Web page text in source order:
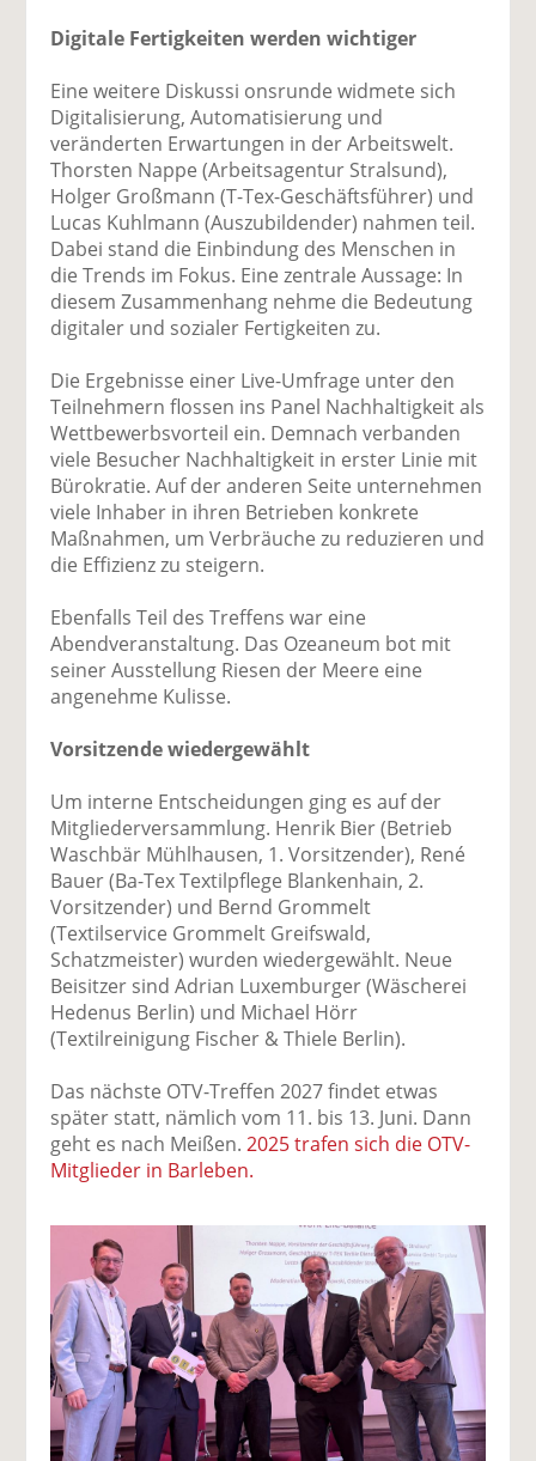
Digitale Fertigkeiten werden wichtiger
Eine weitere Diskussi onsrunde widmete sich
Digitalisierung, Automatisierung und
veränderten Erwartungen in der Arbeitswelt.
Thorsten Nappe (Arbeitsagentur Stralsund),
Holger Großmann (T-Tex-Geschäftsführer) und
Lucas Kuhlmann (Auszubildender) nahmen teil.
Dabei stand die Einbindung des Menschen in
die Trends im Fokus. Eine zentrale Aussage: In
diesem Zusammenhang nehme die Bedeutung
digitaler und sozialer Fertigkeiten zu.
Die Ergebnisse einer Live-Umfrage unter den
Teilnehmern flossen ins Panel Nachhaltigkeit als
Wettbewerbsvorteil ein. Demnach verbanden
viele Besucher Nachhaltigkeit in erster Linie mit
Bürokratie. Auf der anderen Seite unternehmen
viele Inhaber in ihren Betrieben konkrete
Maßnahmen, um Verbräuche zu reduzieren und
die Effizienz zu steigern.
Ebenfalls Teil des Treffens war eine
Abendveranstaltung. Das Ozeaneum bot mit
seiner Ausstellung Riesen der Meere eine
angenehme Kulisse.
Vorsitzende wiedergewählt
Um interne Entscheidungen ging es auf der
Mitgliederversammlung. Henrik Bier (Betrieb
Waschbär Mühlhausen, 1. Vorsitzender), René
Bauer (Ba-Tex Textilpflege Blankenhain, 2.
Vorsitzender) und Bernd Grommelt
(Textilservice Grommelt Greifswald,
Schatzmeister) wurden wiedergewählt. Neue
Beisitzer sind Adrian Luxemburger (Wäscherei
Hedenus Berlin) und Michael Hörr
(Textilreinigung Fischer & Thiele Berlin).
Das nächste OTV-Treffen 2027 findet etwas
später statt, nämlich vom 11. bis 13. Juni. Dann
geht es nach Meißen.2025 trafen sich die OTV-
Mitglieder in Barleben.